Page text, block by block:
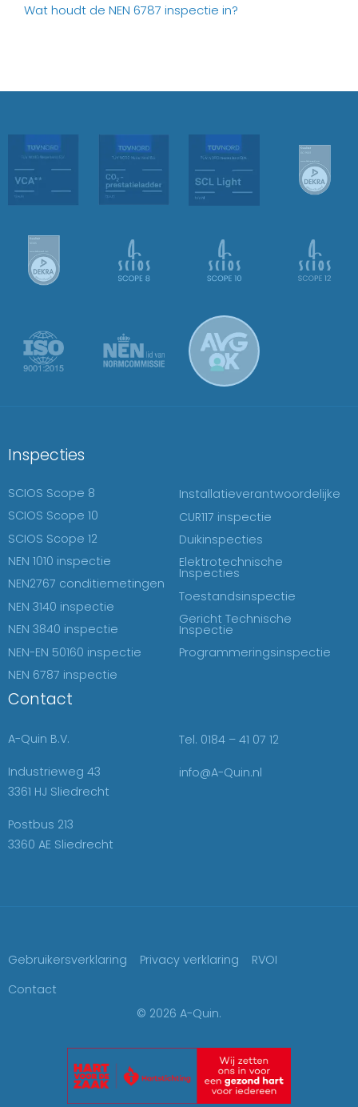
Wat houdt de NEN 6787 inspectie in?
Inspecties
SCIOS Scope 8
SCIOS Scope 10
SCIOS Scope 12
NEN 1010 inspectie
NEN2767 conditiemetingen
NEN 3140 inspectie
NEN 3840 inspectie
NEN-EN 50160 inspectie
NEN 6787 inspectie
Installatieverantwoordelijke
CUR117 inspectie
Duikinspecties
Elektrotechnische
Inspecties
Toestandsinspectie
Gericht Technische
Inspectie
Programmeringsinspectie
Contact
A-Quin B.V.
Industrieweg 43
3361 HJ Sliedrecht
Postbus 213
3360 AE Sliedrecht
Tel. 0184 – 41 07 12
info@A-Quin.nl
© 2026 A-Quin.
Gebruikersverklaring Privacy verklaring
RVOI
Contact